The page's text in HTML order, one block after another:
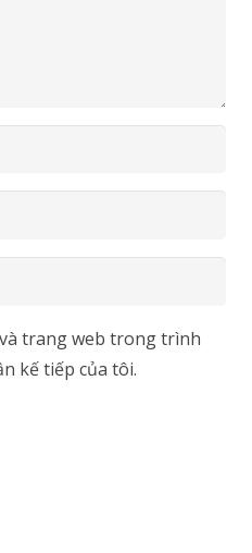
trang web trong trình
kế tiếp của tôi.